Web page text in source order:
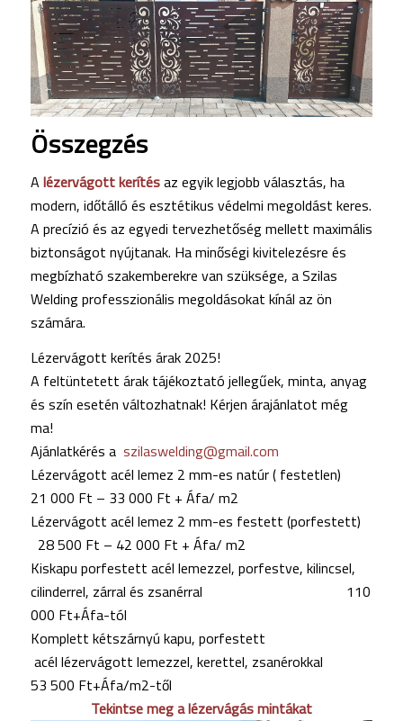
Összegzés
A lézervágott kerítésaz egyik legjobb választás, ha
modern, időtálló és esztétikus védelmi megoldást keres.
A precízió és az egyedi tervezhetőség mellett maximális
biztonságot nyújtanak. Ha minőségi kivitelezésre és
megbízható szakemberekre van szüksége, a Szilas
Welding professzionális megoldásokat kínál az ön
számára.
Lézervágott kerítés árak 2025!
A feltüntetett árak tájékoztató jellegűek, minta, anyag
és szín esetén változhatnak! Kérjen árajánlatot még
ma!
Ajánlatkérés a szilaswelding@gmail.com
Lézervágott acél lemez 2 mm-es natúr ( festetlen)
21 000 Ft – 33 000 Ft + Áfa/ m2
Lézervágott acél lemez 2 mm-es festett (porfestett)
28 500 Ft – 42 000 Ft + Áfa/ m2
Kiskapu porfestett acél lemezzel, porfestve, kilincsel,
cilinderrel, zárral és zsanérral 110
000 Ft+Áfa-tól
Komplett kétszárnyú kapu, porfestett
acél lézervágott lemezzel, kerettel, zsanérokkal
53 500 Ft+Áfa/m2-től
Tekintse meg a lézervágás mintákat